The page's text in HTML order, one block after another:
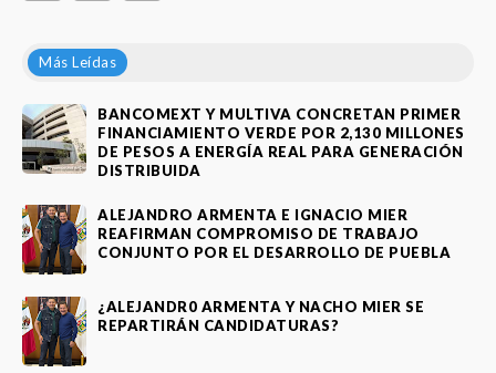
Más Leídas
BANCOMEXT Y MULTIVA CONCRETAN PRIMER
FINANCIAMIENTO VERDE POR 2,130 MILLONES
DE PESOS A ENERGÍA REAL PARA GENERACIÓN
DISTRIBUIDA
ALEJANDRO ARMENTA E IGNACIO MIER
REAFIRMAN COMPROMISO DE TRABAJO
CONJUNTO POR EL DESARROLLO DE PUEBLA
¿ALEJANDR0 ARMENTA Y NACHO MIER SE
REPARTIRÁN CANDIDATURAS?